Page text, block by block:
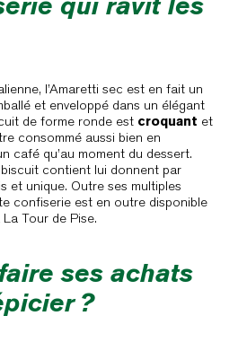
l’Amaretti sec est en fait un
et enveloppé dans un élégant
de forme ronde est croquant et
consommé aussi bien en
café qu’au moment du dessert.
contient lui donnent par
et unique. Outre ses multiples
confiserie est en outre disponible
Tour de Pise.
ses achats
?